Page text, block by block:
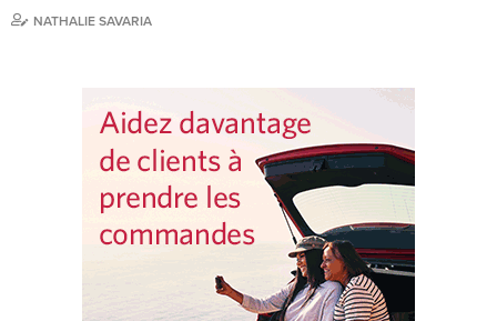
NATHALIE SAVARIA